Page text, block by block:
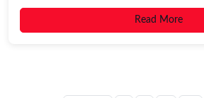
Read More